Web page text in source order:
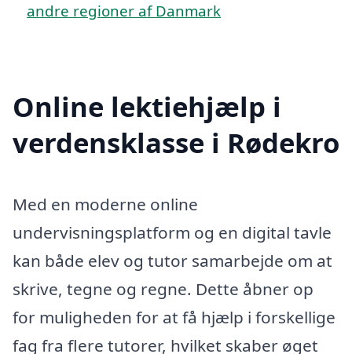
andre regioner af Danmark
Online lektiehjælp i
verdensklasse i Rødekro
Med en moderne online
undervisningsplatform og en digital tavle
kan både elev og tutor samarbejde om at
skrive, tegne og regne. Dette åbner op
for muligheden for at få hjælp i forskellige
fag fra flere tutorer, hvilket skaber øget